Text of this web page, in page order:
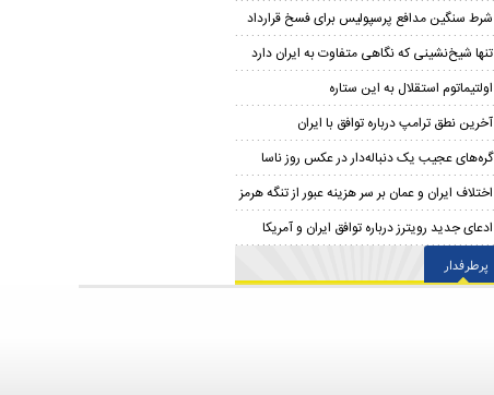
شرط سنگین مدافع پرسپولیس برای فسخ قرارداد
تنها شیخ‌نشینی که نگاهی متفاوت به ایران دارد
اولتیماتوم استقلال به این ستاره
آخرین نطق ترامپ درباره توافق با ایران
گره‌های عجیب یک دنباله‌دار در عکس روز ناسا
اختلاف ایران و عمان بر سر هزینه عبور از تنگه هرمز
ادعای جدید رویترز درباره توافق ایران و آمریکا
پرطرفدار